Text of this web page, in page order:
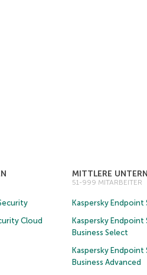
Cloud
MITTLERE
51-999 MITARBEITER
Kaspersky Endpoint
Kaspersky
Business Select
Kaspersky
Business Advanced